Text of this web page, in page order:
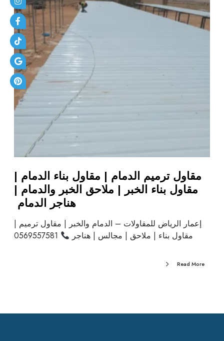
مقاول ترميم الدمام | مقاول بناء الدمام |
مقاول بناء الخبر | ملاحق الخبر والدمام |
هناجر الدمام
إعمار الرياض للمقاولات – الدمام والخبر | مقاول ترميم |
مقاول بناء | ملاحق | مجالس | هناجر
Read More